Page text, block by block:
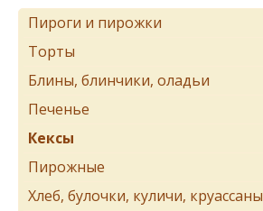
Пироги и пирожки
Торты
Блины, блинчики, оладьи
Печенье
Кексы
Пирожные
Хлеб, булочки, куличи, круассаны